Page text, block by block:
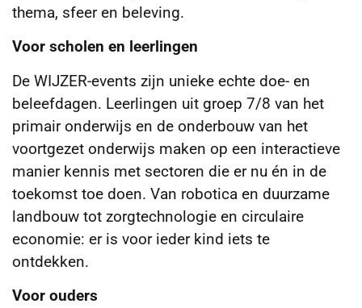
thema, sfeer en beleving.
Voor scholen en leerlingen
De WIJZER-events zijn unieke echte doe- en
beleefdagen. Leerlingen uit groep 7/8 van het
primair onderwijs en de onderbouw van het
voortgezet onderwijs maken op een interactieve
manier kennis met sectoren die er nu én in de
toekomst toe doen. Van robotica en duurzame
landbouw tot zorgtechnologie en circulaire
economie: er is voor ieder kind iets te
ontdekken.
Voor ouders